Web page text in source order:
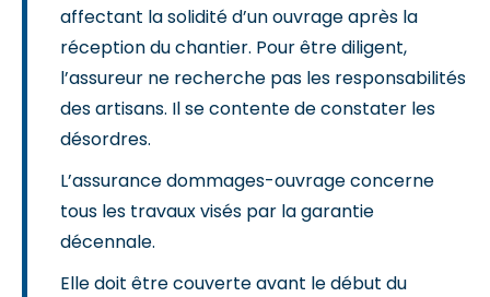
affectant la solidité d’un ouvrage après la
réception du chantier. Pour être diligent,
l’assureur ne recherche pas les responsabilités
des artisans. Il se contente de constater les
désordres.
L’assurance dommages-ouvrage concerne
tous les travaux visés par la garantie
décennale.
Elle doit être couverte avant le début du